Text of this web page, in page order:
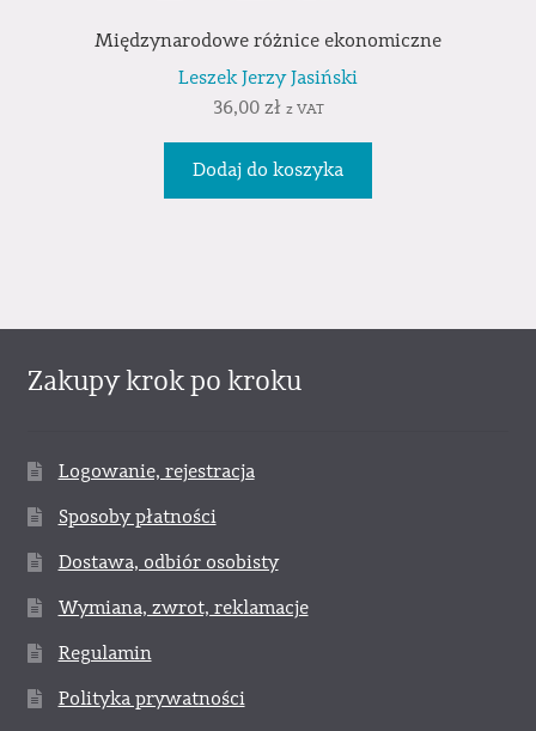
Międzynarodowe różnice ekonomiczne
Leszek Jerzy Jasiński
36,00 zł z VAT
Dodaj do koszyka
Zakupy krok po kroku
Logowanie, rejestracja
Sposoby płatności
Dostawa, odbiór osobisty
Wymiana, zwrot, reklamacje
Regulamin
Polityka prywatności